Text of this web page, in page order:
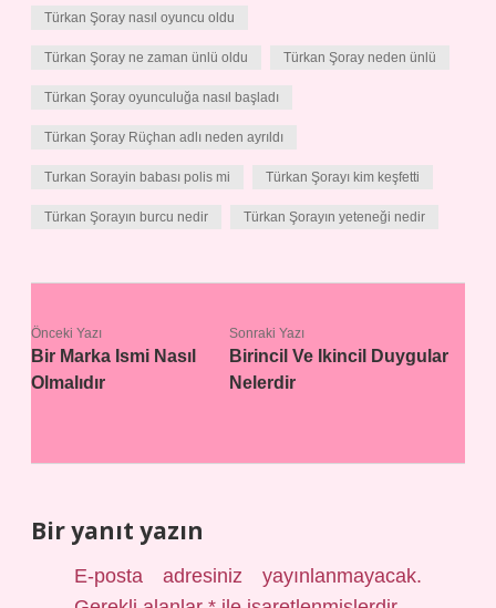
Türkan Şoray nasıl oyuncu oldu
Türkan Şoray ne zaman ünlü oldu Türkan Şoray neden ünlü
Türkan Şoray oyunculuğa nasıl başladı
Türkan Şoray Rüçhan adlı neden ayrıldı
Turkan Sorayin babası polis mi Türkan Şorayı kim keşfetti
Türkan Şorayın burcu nedir Türkan Şorayın yeteneği nedir
Önceki Yazı
Bir Marka Ismi Nasıl
Olmalıdır
Sonraki Yazı
Birincil Ve Ikincil Duygular
Nelerdir
Bir yanıt yazın
E-posta adresiniz yayınlanmayacak.